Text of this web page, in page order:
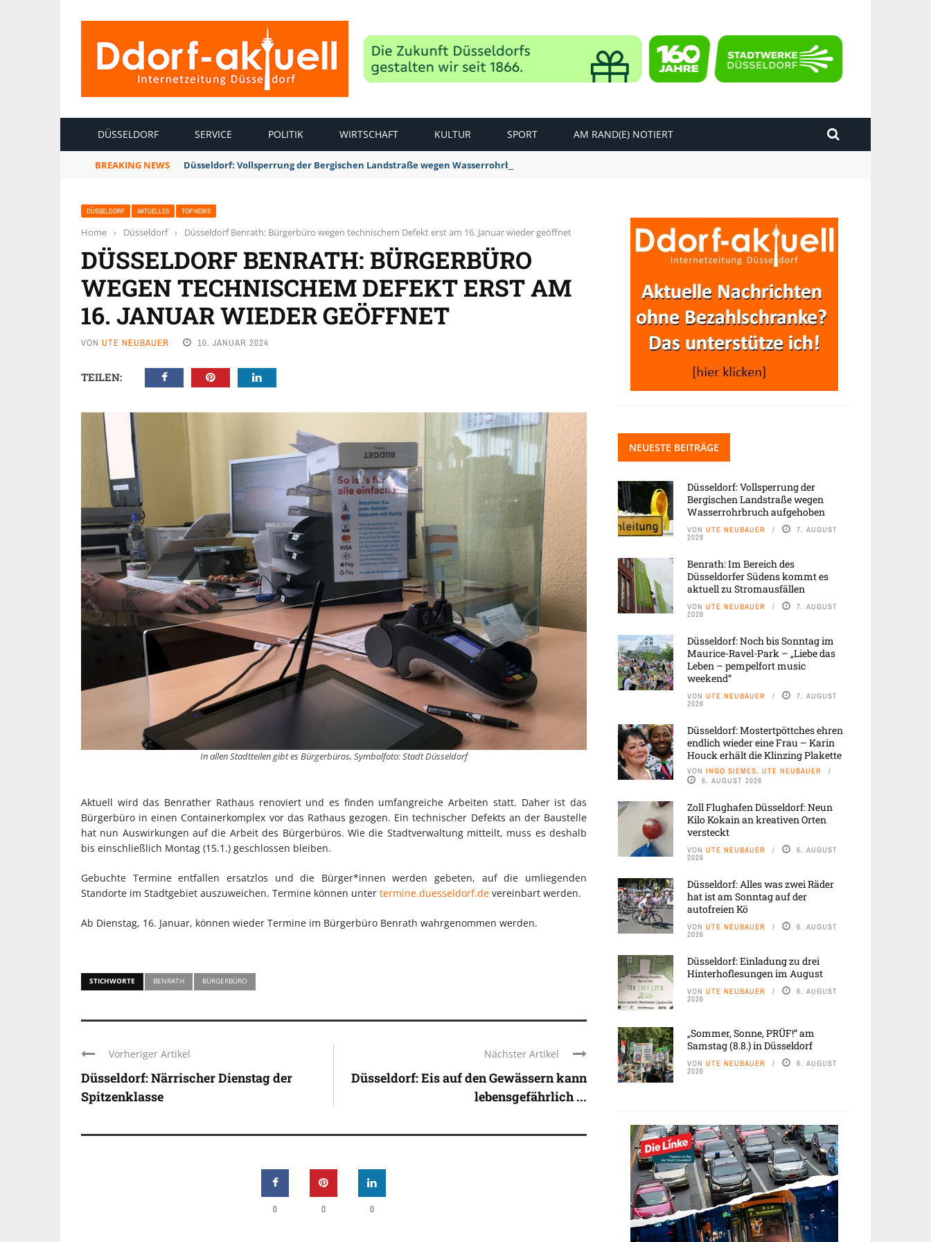
DÜSSELDORF SERVICE POLITIK WIRTSCHAFT KULTUR SPORT AM RAND(E) NOTIERT
BREAKING NEWS Düsseldorf: Vollsperrung der Bergischen Landstraße wegen Wasserrohrbruch aufgehoben
DÜSSELDORF AKTUELLES TOP NEWS
Home › Düsseldorf › Düsseldorf Benrath: Bürgerbüro wegen technischem Defekt erst am 16. Januar wieder geöffnet
DÜSSELDORF BENRATH: BÜRGERBÜRO
WEGEN TECHNISCHEM DEFEKT ERST AM
16. JANUAR WIEDER GEÖFFNET
VON UTE NEUBAUER 10. JANUAR 2024
TEILEN:
In allen Stadtteilen gibt es Bürgerbüros, Symbolfoto: Stadt Düsseldorf
Aktuell wird das Benrather Rathaus renoviert und es finden umfangreiche Arbeiten statt. Daher ist das
Bürgerbüro in einen Containerkomplex vor das Rathaus gezogen. Ein technischer Defekts an der Baustelle
hat nun Auswirkungen auf die Arbeit des Bürgerbüros. Wie die Stadtverwaltung mitteilt, muss es deshalb
bis einschließlich Montag (15.1.) geschlossen bleiben.
Gebuchte Termine entfallen ersatzlos und die Bürger*innen werden gebeten, auf die umliegenden
Standorte im Stadtgebiet auszuweichen. Termine können unter termine.duesseldorf.de vereinbart werden.
Ab Dienstag, 16. Januar, können wieder Termine im Bürgerbüro Benrath wahrgenommen werden.
STICHWORTE BENRATH BÜRGERBÜRO
Vorheriger Artikel
Düsseldorf: Närrischer Dienstag der
Spitzenklasse
Nächster Artikel
Düsseldorf: Eis auf den Gewässern kann
lebensgefährlich ...
0 0 0
NEUESTE BEITRÄGE
Düsseldorf: Vollsperrung der
Bergischen Landstraße wegen
Wasserrohrbruch aufgehoben
VON UTE NEUBAUER 7. AUGUST
2026
Benrath: Im Bereich des
Düsseldorfer Südens kommt es
aktuell zu Stromausfällen
VON UTE NEUBAUER 7. AUGUST
2026
Düsseldorf: Noch bis Sonntag im
Maurice-Ravel-Park – „Liebe das
Leben – pempelfort music
weekend“
VON UTE NEUBAUER 7. AUGUST
2026
Düsseldorf: Mostertpöttches ehren
endlich wieder eine Frau – Karin
Houck erhält die Klinzing Plakette
VON INGO SIEMES, UTE NEUBAUER
6. AUGUST 2026
Zoll Flughafen Düsseldorf: Neun
Kilo Kokain an kreativen Orten
versteckt
VON UTE NEUBAUER 6. AUGUST
2026
Düsseldorf: Alles was zwei Räder
hat ist am Sonntag auf der
autofreien Kö
VON UTE NEUBAUER 6. AUGUST
2026
Düsseldorf: Einladung zu drei
Hinterhoflesungen im August
VON UTE NEUBAUER 6. AUGUST
2026
„Sommer, Sonne, PRÜF!“ am
Samstag (8.8.) in Düsseldorf
VON UTE NEUBAUER 6. AUGUST
2026